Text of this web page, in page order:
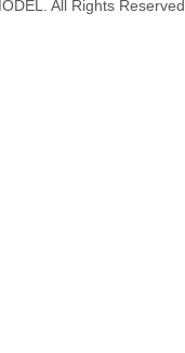
All Rights Reserved.